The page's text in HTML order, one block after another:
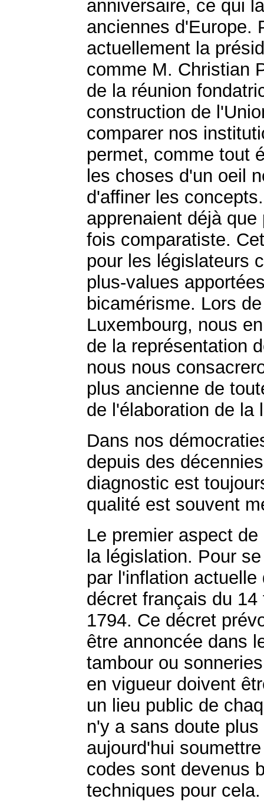
anniversaire, ce qui
anciennes d'Europe.
actuellement la
comme M. Christian
de la réunion
construction de
comparer nos
permet, comme tout
les choses d'un oeil
d'affiner les
apprenaient déjà
fois comparatiste.
pour les législateurs
plus-values
bicamérisme. Lors
Luxembourg, nous
de la représentation
nous nous
plus ancienne de
de l'élaboration de la
Dans nos
depuis des
diagnostic est
qualité est souvent
Le premier aspect
la législation. Pour
par l'inflation
décret français du
1794. Ce décret
être annoncée dans
tambour ou
en vigueur doivent
un lieu public de
n'y a sans doute
aujourd'hui
codes sont devenus
techniques pour cela.